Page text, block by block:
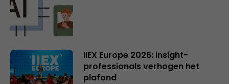
IIEX Europe 2026: insight-
professionals verhogen het
plafond